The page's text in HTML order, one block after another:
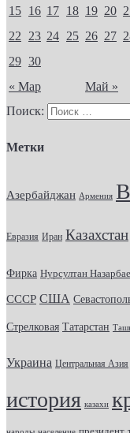
« Мар Май »
15 16 17 18 19 20
22
23 24 25 26 27
29 30
Поиск:
Метки
Азербайджан Армения
Евразия Иран Казахстан
Фирка Нурсултан
СССР США
Стрелковая Татарстан
Украина Центральная Азия
история казахи